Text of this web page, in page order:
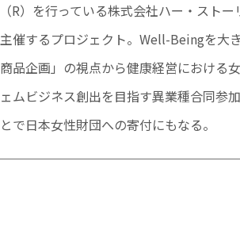
R）を行っている株式会社ハー・ストー
主催するプロジェクト。Well-Beingを大
品企画」の視点から健康経営における
ムビジネス創出を目指す異業種合同参
で日本女性財団への寄付にもなる。